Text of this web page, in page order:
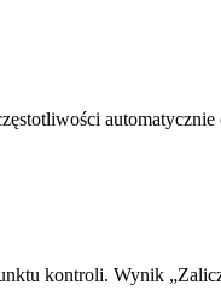
kontroli. Wynik